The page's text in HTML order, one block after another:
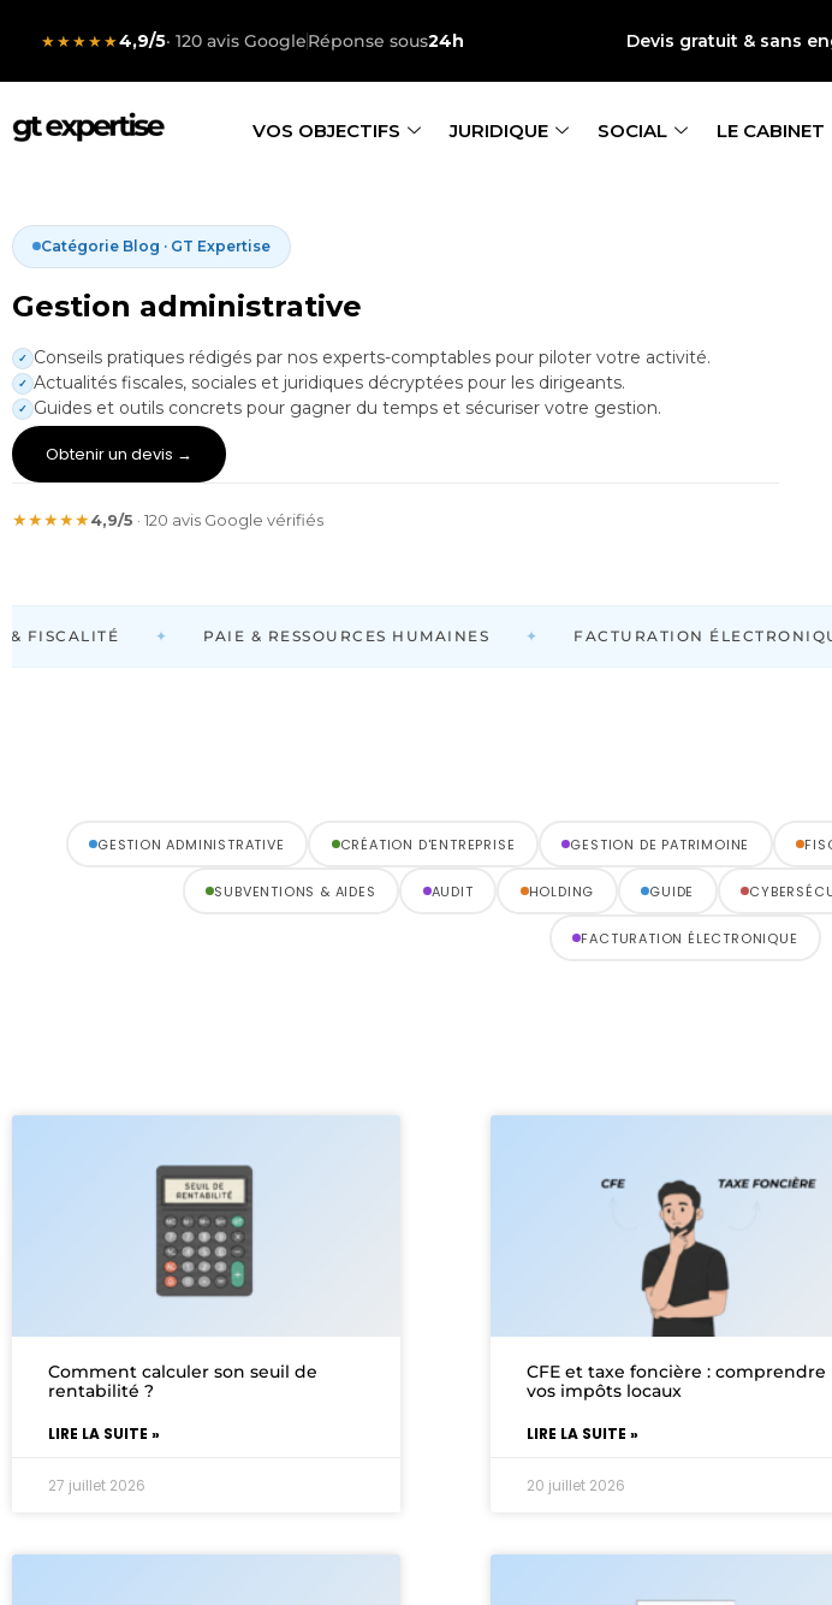
★★★★★4,9/5· 120 avis GoogleRéponse sous24h Devis gratuit & sans
VOS OBJECTIFS JURIDIQUE SOCIAL LE CABINET
Catégorie Blog · GT Expertise
Gestion administrative
✓ Conseils pratiques rédigés par nos experts-comptables pour piloter votre activité.
✓ Actualités fiscales, sociales et juridiques décryptées pour les dirigeants.
✓ Guides et outils concrets pour gagner du temps et sécuriser votre gestion.
Obtenir un devis →
★★★★★4,9/5 · 120 avis Google vérifiés
FISCALITÉ PAIE & RESSOURCES HUMAINES FACTURATION
GESTION ADMINISTRATIVE CRÉATION D'ENTREPRISE GESTION DE PATRIMOINE
SUBVENTIONS & AIDES AUDIT HOLDING GUIDE
FACTURATION ÉLECTRONIQUE
Comment calculer son seuil de
rentabilité ?
LIRE LA SUITE »
27 juillet 2026
CFE et taxe foncière : comprendre
vos impôts locaux
LIRE LA SUITE »
20 juillet 2026